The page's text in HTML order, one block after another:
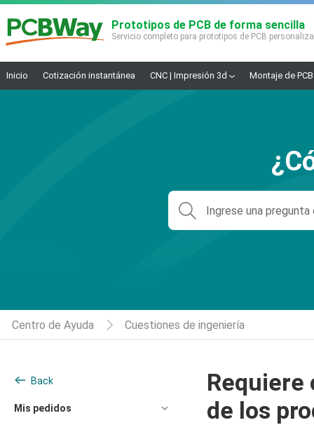
Prototipos de PCB de forma sencilla
Servicio completo para prototipos de PCB
Inicio Cotización instantánea CNC | Impresión 3d Montaje de
Centro de Ayuda Cuestiones de ingeniería
de los
Back
Mis pedidos